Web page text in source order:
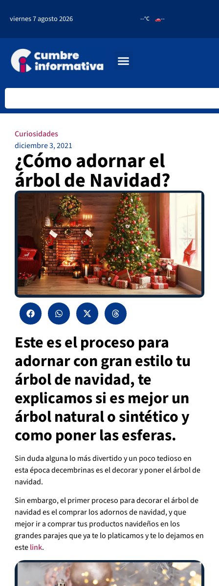
viernes 7 agosto 2026 --°C --
Curiosidades
diciembre 3, 2021
¿Cómo adornar el
árbol de Navidad?
Este es el proceso para
adornar con gran estilo tu
árbol de navidad, te
explicamos si es mejor un
árbol natural o sintético y
como poner las esferas.
Sin duda alguna lo más divertido y un poco tedioso en
esta época decembrinas es el decorar y poner el árbol de
navidad.
Sin embargo, el primer proceso para decorar el árbol de
navidad es el comprar los adornos de navidad, y que
mejor ir a comprar tus productos navideños en los
grandes parajes que ya te lo platicamos y te lo dejamos en
estelink.